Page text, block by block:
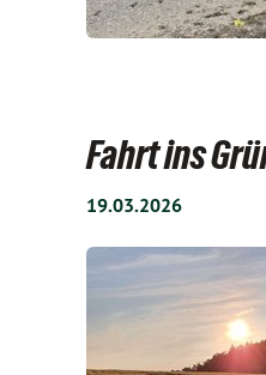
Fahrt ins
19.03.2026